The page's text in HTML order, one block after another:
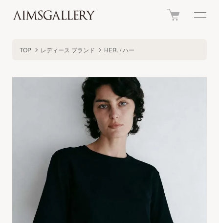
TOP レディース ブランド HER. / ハー